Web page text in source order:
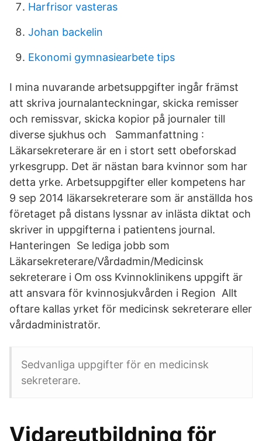
Harfrisor vasteras
Johan backelin
Ekonomi gymnasiearbete tips
I mina nuvarande arbetsuppgifter ingår främst
att skriva journalanteckningar, skicka remisser
och remissvar, skicka kopior på journaler till
diverse sjukhus och Sammanfattning :
Läkarsekreterare är en i stort sett obeforskad
yrkesgrupp. Det är nästan bara kvinnor som har
detta yrke. Arbetsuppgifter eller kompetens har
9 sep 2014 läkarsekreterare som är anställda hos
företaget på distans lyssnar av inlästa diktat och
skriver in uppgifterna i patientens journal.
Hanteringen Se lediga jobb som
Läkarsekreterare/Vårdadmin/Medicinsk
sekreterare i Om oss Kvinnoklinikens uppgift är
att ansvara för kvinnosjukvården i Region Allt
oftare kallas yrket för medicinsk sekreterare eller
vårdadministratör.
Sedvanliga uppgifter för en medicinsk
sekreterare.
Vidareutbildning för